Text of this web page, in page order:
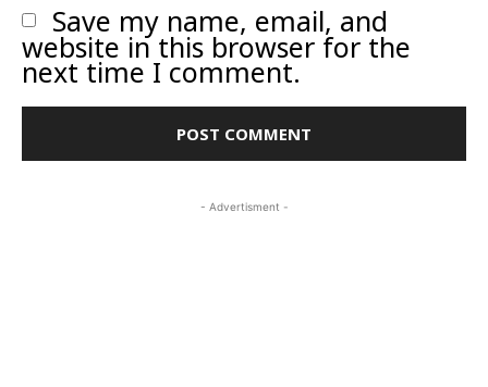
Save my name, email, and
website in this browser for the
next time I comment.
- Advertisment -